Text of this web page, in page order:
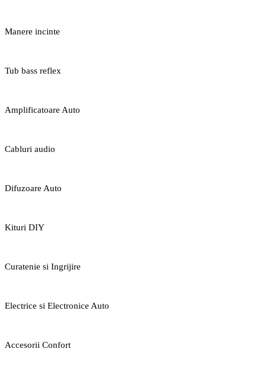
Manere incinte
Tub bass reflex
Amplificatoare Auto
Cabluri audio
Difuzoare Auto
Kituri DIY
Curatenie si Ingrijire
Electrice si Electronice Auto
Accesorii Confort